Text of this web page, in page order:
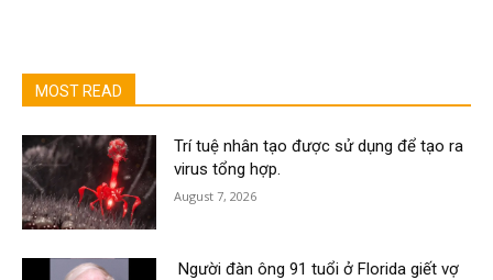
MOST READ
Trí tuệ nhân tạo được sử dụng để tạo ra
virus tổng hợp.
August 7, 2026
Người đàn ông 91 tuổi ở Florida giết vợ